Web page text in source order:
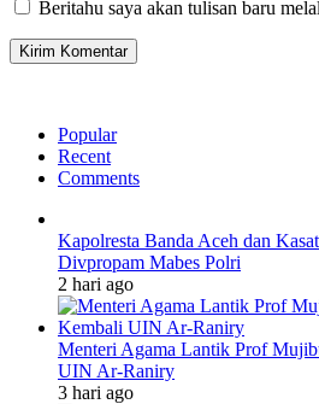
Beritahu saya akan tulisan baru
Popular
Recent
Comments
Kapolresta Banda Aceh dan
Divpropam Mabes Polri
2 hari ago
Menteri Agama Lantik Prof
UIN Ar-Raniry
3 hari ago